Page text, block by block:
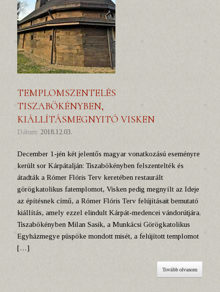
TEMPLOMSZENTELÉS
TISZABÖKÉNYBEN,
KIÁLLÍTÁSMEGNYITÓ VISKEN
Dátum: 2018.12.03.
December 1-jén két jelentős magyar vonatkozású eseményre
került sor Kárpátalján: Tiszabökényben felszentelték és
átadták a Rómer Flóris Terv keretében restaurált
görögkatolikus fatemplomot, Visken pedig megnyílt az Ideje
az építésnek című, a Rómer Flóris Terv felújításait bemutató
kiállítás, amely ezzel elindult Kárpát-medencei vándorútjára.
Tiszabökényben Milan Sasik, a Munkácsi Görögkatolikus
Egyházmegye püspöke mondott misét, a felújított templomot
[…]
Tovább olvasom